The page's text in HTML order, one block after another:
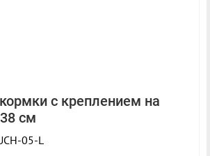
с креплением на
см
05-L